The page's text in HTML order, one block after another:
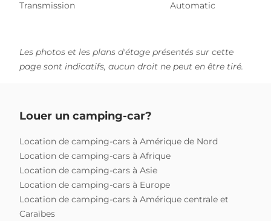
Transmission
Automatic
Les photos et les plans d'étage présentés sur cette
page sont indicatifs, aucun droit ne peut en être tiré.
Louer un camping-car?
Location de camping-cars à Amérique de Nord
Location de camping-cars à Afrique
Location de camping-cars à Asie
Location de camping-cars à Europe
Location de camping-cars à Amérique centrale et
Caraïbes